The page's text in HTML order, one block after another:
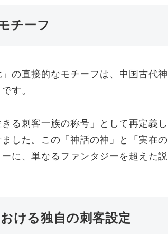
チーフ
の直接的なモチーフは、中国古代
です。
る刺客一族の称号」として再定義
した。この「神話の神」と「実在
に、単なるファンタジーを超えた
ける独自の刺客設定